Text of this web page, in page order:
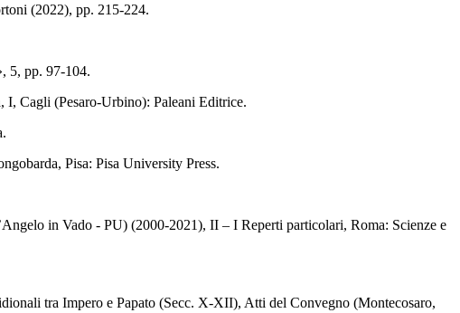
(2022), pp. 215-224.
5, pp. 97-104.
I, Cagli (Pesaro-Urbino): Paleani Editrice.
Pisa: Pisa University Press.
in Vado - PU) (2000-2021), II – I Reperti particolari, Roma: Scienze e
tra Impero e Papato (Secc. X-XII), Atti del Convegno (Montecosaro,